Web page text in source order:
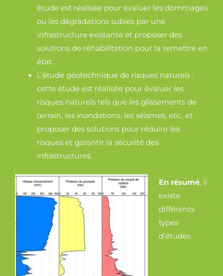
étude est réalisée pour évaluer les dommages
ou les dégradations subies par une
infrastructure existante et proposer des
solutions de réhabilitation pour la remettre en
état.
L’étude géotechnique de risques naturels :
cette étude est réalisée pour évaluer les
risques naturels tels que les glissements de
terrain, les inondations, les séismes, etc., et
proposer des solutions pour réduire les
risques et garantir la sécurité des
infrastructures.
En résumé, il
existe
différents
types
d’études